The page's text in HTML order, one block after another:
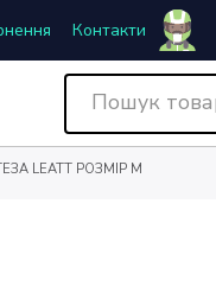
Контакти
LEATT РОЗМІР M